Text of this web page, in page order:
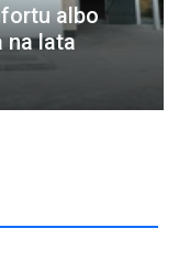
albo
na lata